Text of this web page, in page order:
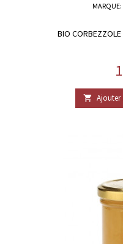
MARQUE:
BIO CORBEZZOLE
 Ajouter